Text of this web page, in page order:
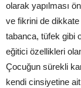
olarak yapılması
ve fikrini de dikkate
tabanca, tüfek gibi
eğitici özellikleri
Çocuğun sürekli
kendi cinsiyetine